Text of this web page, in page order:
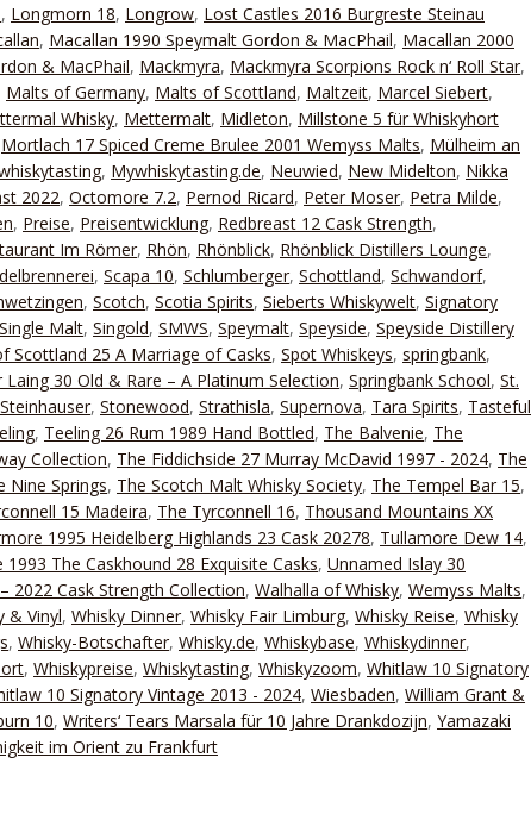
, Longmorn 18, Longrow, Lost Castles 2016 Burgreste Steinau
, Macallan 1990 Speymalt Gordon & MacPhail, Macallan 2000
& MacPhail, Mackmyra, Mackmyra Scorpions Rock n‘ Roll Star,
Malts of Germany, Malts of Scottland, Maltzeit, Marcel Siebert,
Whisky, Mettermalt, Midleton, Millstone 5 für Whiskyhort
Mortlach 17 Spiced Creme Brulee 2001 Wemyss Malts, Mülheim an
, Mywhiskytasting.de, Neuwied, New Midelton, Nikka
2022, Octomore 7.2, Pernod Ricard, Peter Moser, Petra Milde,
, Preise, Preisentwicklung, Redbreast 12 Cask Strength,
Im Römer, Rhön, Rhönblick, Rhönblick Distillers Lounge,
, Scapa 10, Schlumberger, Schottland, Schwandorf,
, Scotch, Scotia Spirits, Sieberts Whiskywelt, Signatory
Single Malt, Singold, SMWS, Speymalt, Speyside, Speyside Distillery
Scottland 25 A Marriage of Casks, Spot Whiskeys, springbank,
30 Old & Rare – A Platinum Selection, Springbank School, St.
Steinhauser, Stonewood, Strathisla, Supernova, Tara Spirits, Tasteful
, Teeling 26 Rum 1989 Hand Bottled, The Balvenie, The
Collection, The Fiddichside 27 Murray McDavid 1997 - 2024, The
Nine Springs, The Scotch Malt Whisky Society, The Tempel Bar 15,
15 Madeira, The Tyrconnell 16, Thousand Mountains XX
1995 Heidelberg Highlands 23 Cask 20278, Tullamore Dew 14,
1993 The Caskhound 28 Exquisite Casks, Unnamed Islay 30
2022 Cask Strength Collection, Walhalla of Whisky, Wemyss Malts,
& Vinyl, Whisky Dinner, Whisky Fair Limburg, Whisky Reise, Whisky
, Whisky-Botschafter, Whisky.de, Whiskybase, Whiskydinner,
, Whiskypreise, Whiskytasting, Whiskyzoom, Whitlaw 10 Signatory
10 Signatory Vintage 2013 - 2024, Wiesbaden, William Grant &
10, Writers‘ Tears Marsala für 10 Jahre Drankdozijn, Yamazaki
im Orient zu Frankfurt